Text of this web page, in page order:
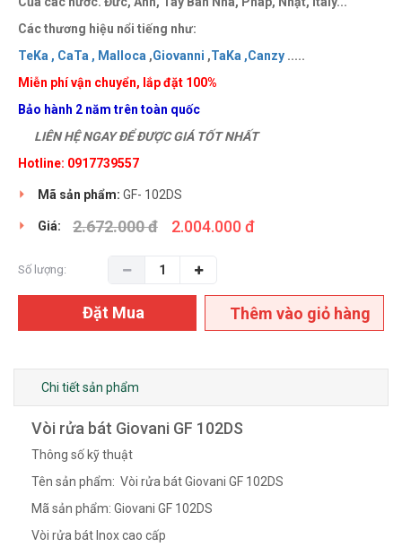
Của các nước. Đức, Anh, Tây Ban Nha, Pháp, Nhật, Italy...
Các thương hiệu nổi tiếng như:
TeKa , CaTa , Malloca,Giovanni , TaKa ,Canzy .....
Miễn phí vận chuyển, lắp đặt 100%
Bảo hành 2 năm trên toàn quốc
LIÊN HỆ NGAY ĐỂ ĐƯỢC GIÁ TỐT NHẤT
Hotline: 0917739557
Mã sản phẩm: GF- 102DS
Giá: 2.672.000 đ 2.004.000 đ
Số lượng:
Đặt Mua Thêm vào giỏ hàng
Chi tiết sản phẩm
Vòi rửa bát Giovani GF 102DS
Thông số kỹ thuật
Tên sản phẩm: Vòi rửa bát Giovani GF 102DS
Mã sản phẩm: Giovani GF 102DS
Vòi rửa bát Inox cao cấp